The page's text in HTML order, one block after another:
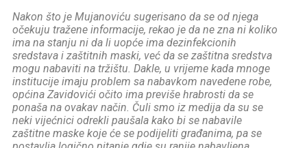
Nakon što je Mujanoviću sugerisano da se od njega
očekuju tražene informacije, rekao je da ne zna ni koliko
ima na stanju ni da li uopće ima dezinfekcionih
sredstava i zaštitnih maski, već da se zaštitna sredstva
mogu nabaviti na tržištu. Dakle, u vrijeme kada mnoge
institucije imaju problem sa nabavkom navedene robe,
općina Zavidovići očito ima previše hrabrosti da se
ponaša na ovakav način. Čuli smo iz medija da su se
neki vijećnici odrekli paušala kako bi se nabavile
zaštitne maske koje će se podijeliti građanima, pa se